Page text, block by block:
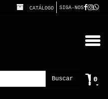
CATÁLOGO SIGA-NOS
Buscar 0